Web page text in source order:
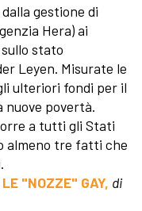
gestione di
Hera) ai
stato
Leyen. Misurate le
ulteriori fondi per il
nuove povertà.
a tutti gli Stati
almeno tre fatti che
"NOZZE" GAY, di